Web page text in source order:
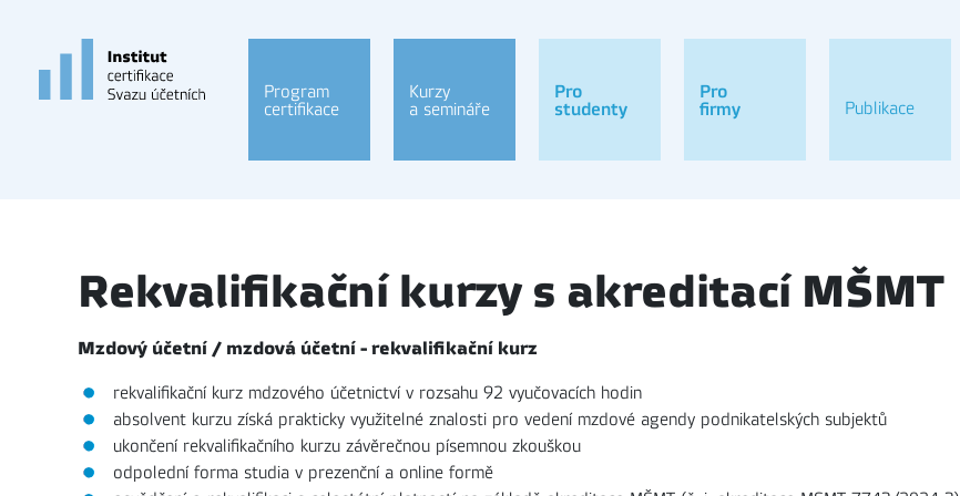
Program
certifikace
Kurzy
a semináře
Pro
studenty
Pro
firmy
Publikace
Rekvalifikační kurzy s akreditací MŠMT
Mzdový účetní / mzdová účetní - rekvalifikační kurz
rekvalifikační kurz mdzového účetnictví v rozsahu 92 vyučovacích hodin
absolvent kurzu získá prakticky využitelné znalosti pro vedení mzdové agendy podnikatelských subjektů
ukončení rekvalifikačního kurzu závěrečnou písemnou zkouškou
odpolední forma studia v prezenční a online formě